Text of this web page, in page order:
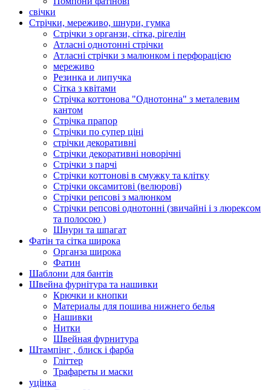
свічки
Стрічки, мереживо, шнури, гумка
Стрічки з органзи, сітка, рігелін
Атласні однотонні стрічки
Атласні стрічки з малюнком і перфорацією
мереживо
Резинка и липучка
Сітка з квітами
Стрічка коттонова "Однотонна" з металевим
кантом
Стрічка прапор
Стрічки по супер ціні
стрічки декоративні
Стрічки декоративні новорічні
Стрічки з парчі
Стрічки коттонові в смужку та клітку
Стрічки оксамитові (велюрові)
Стрічки репсові з малюнком
Стрічки репсові однотонні (звичайні і з люрексом
та полосою )
Шнури та шпагат
Фатін та сітка широка
Органза широка
Фатин
Шаблони для бантів
Швейна фурнітура та нашивки
Крючки и кнопки
Материалы для пошива нижнего белья
Нашивки
Нитки
Швейная фурнитура
Штампінг , блиск і фарба
Гліттер
Трафареты и маски
уцінка